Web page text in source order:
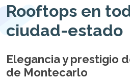
Rooftops en
ciudad-estado
Elegancia y prestigio
de Montecarlo